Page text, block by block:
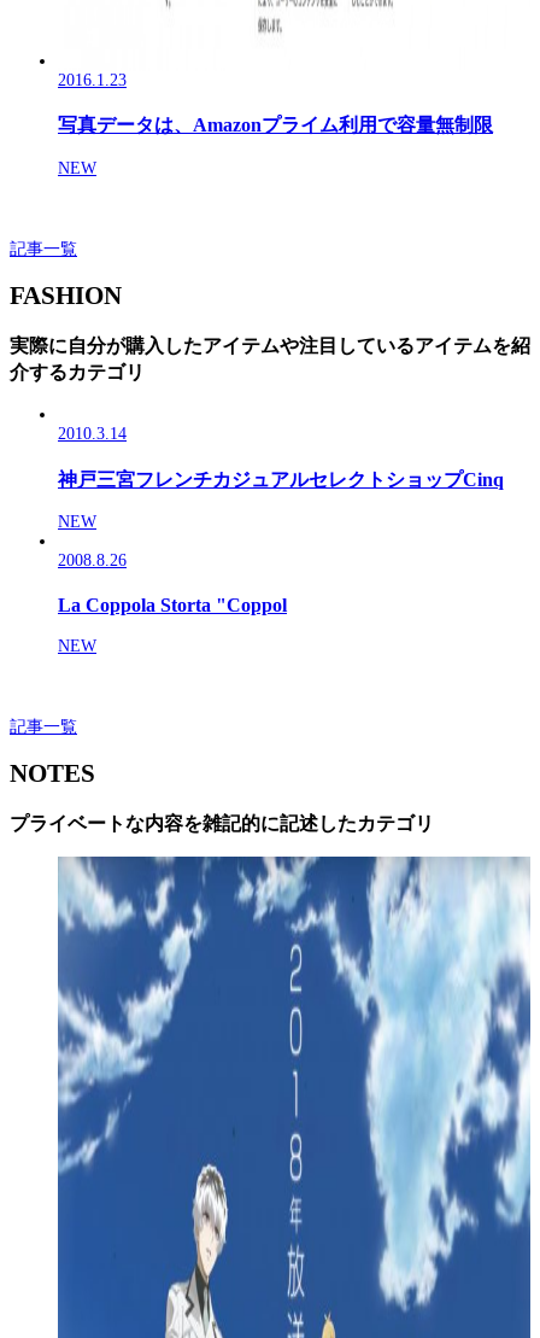
2016.1.23
写真データは、Amazonプライム利用で容量無制限
NEW
記事一覧
FASHION
実際に自分が購入したアイテムや注目しているアイテムを紹
介するカテゴリ
2010.3.14
神戸三宮フレンチカジュアルセレクトショップCinq
NEW
2008.8.26
La Coppola Storta "Coppol
NEW
記事一覧
NOTES
プライベートな内容を雑記的に記述したカテゴリ